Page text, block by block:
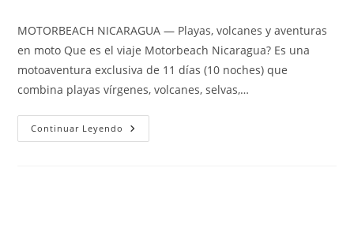
la
la
entrada:
MOTORBEACH NICARAGUA — Playas, volcanes y aventuras
en moto Que es el viaje Motorbeach Nicaragua? Es una
motoaventura exclusiva de 11 días (10 noches) que
combina playas vírgenes, volcanes, selvas,…
Continuar Leyendo VIAJE
MOTORBEACH